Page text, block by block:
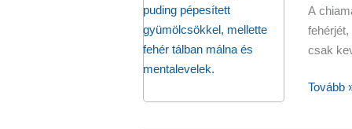
A
csak
A
Tovább